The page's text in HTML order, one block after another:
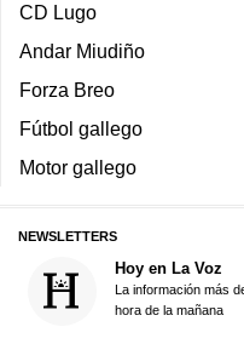
CD Lugo
Andar Miudiño
Forza Breo
Fútbol gallego
Motor gallego
NEWSLETTERS
Hoy en La Voz
La información más
hora de la mañana